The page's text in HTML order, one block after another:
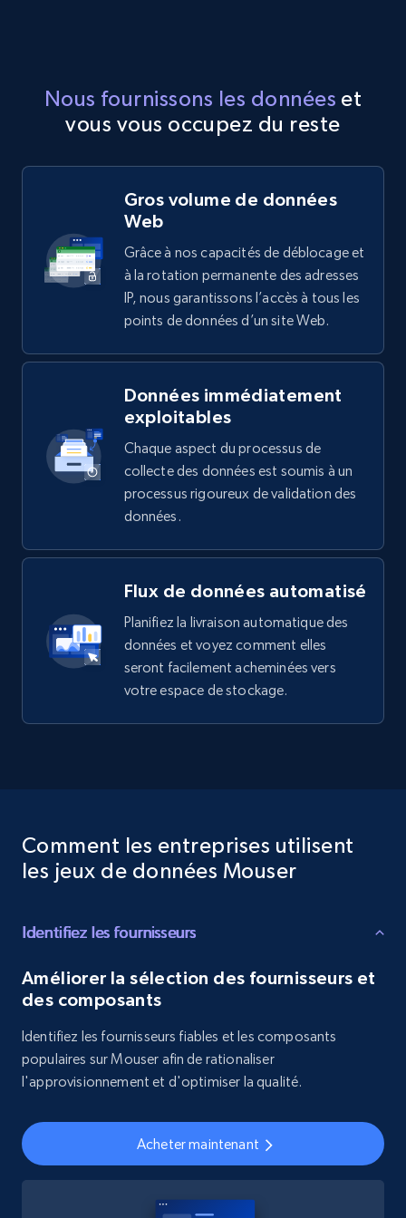
Nous fournissons les données et
vous vous occupez du reste
Gros volume de données
Web
Grâce à nos capacités de déblocage et
à la rotation permanente des adresses
IP, nous garantissons l’accès à tous les
points de données d’un site Web.
Données immédiatement
exploitables
Chaque aspect du processus de
collecte des données est soumis à un
processus rigoureux de validation des
données.
Flux de données automatisé
Planifiez la livraison automatique des
données et voyez comment elles
seront facilement acheminées vers
votre espace de stockage.
Comment les entreprises utilisent
les jeux de données Mouser
Identifiez les fournisseurs
Améliorer la sélection des fournisseurs et
des composants
Identifiez les fournisseurs fiables et les composants
populaires sur Mouser afin de rationaliser
l'approvisionnement et d'optimiser la qualité.
Acheter maintenant